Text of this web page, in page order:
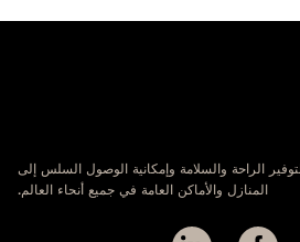
الراحة والسلامة وإمكانية الوصول السلس إلى
المنازل والأماكن العامة في جميع أنحاء العالم.